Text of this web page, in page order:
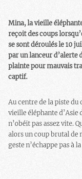
Mina, la vieille
reçoit des coups
se sont déroulés le 10
par un lanceur d’alerte
plainte pour mauvais
captif.
Au centre de la piste du
vieille éléphante
n’obéit pas assez vite.
alors un coup brutal de
geste n’échappe pas à